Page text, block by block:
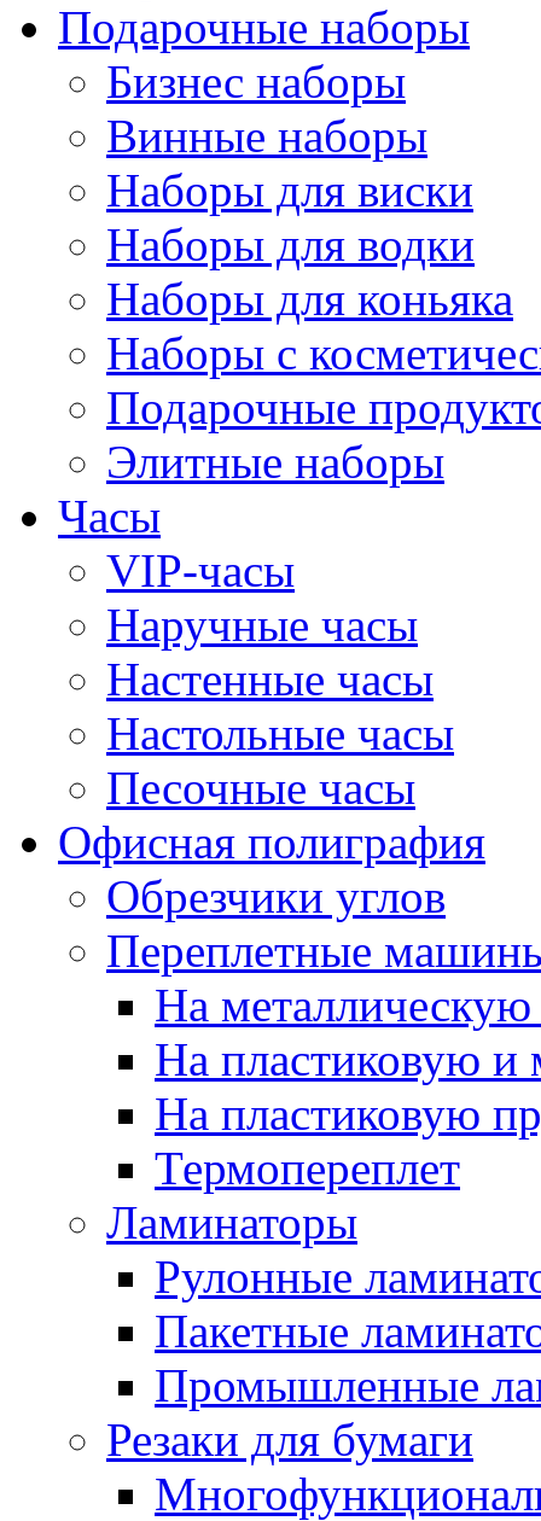
Подарочные наборы
Бизнес наборы
Винные наборы
Наборы для виски
Наборы для водки
Наборы для коньяка
Наборы с
Подарочные
Элитные наборы
Часы
VIP-часы
Наручные часы
Настенные часы
Настольные часы
Песочные часы
Офисная полиграфия
Обрезчики углов
Переплетные
На
На пластиковую и
На пластиковую
Термопереплет
Ламинаторы
Рулонные
Пакетные
Промышленные
Резаки для бумаги